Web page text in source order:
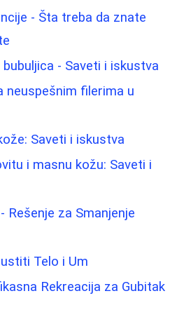
- Šta treba da znate
- Saveti i iskustva
neuspešnim filerima u
Saveti i iskustva
i masnu kožu: Saveti i
Rešenje za Smanjenje
Telo i Um
Rekreacija za Gubitak